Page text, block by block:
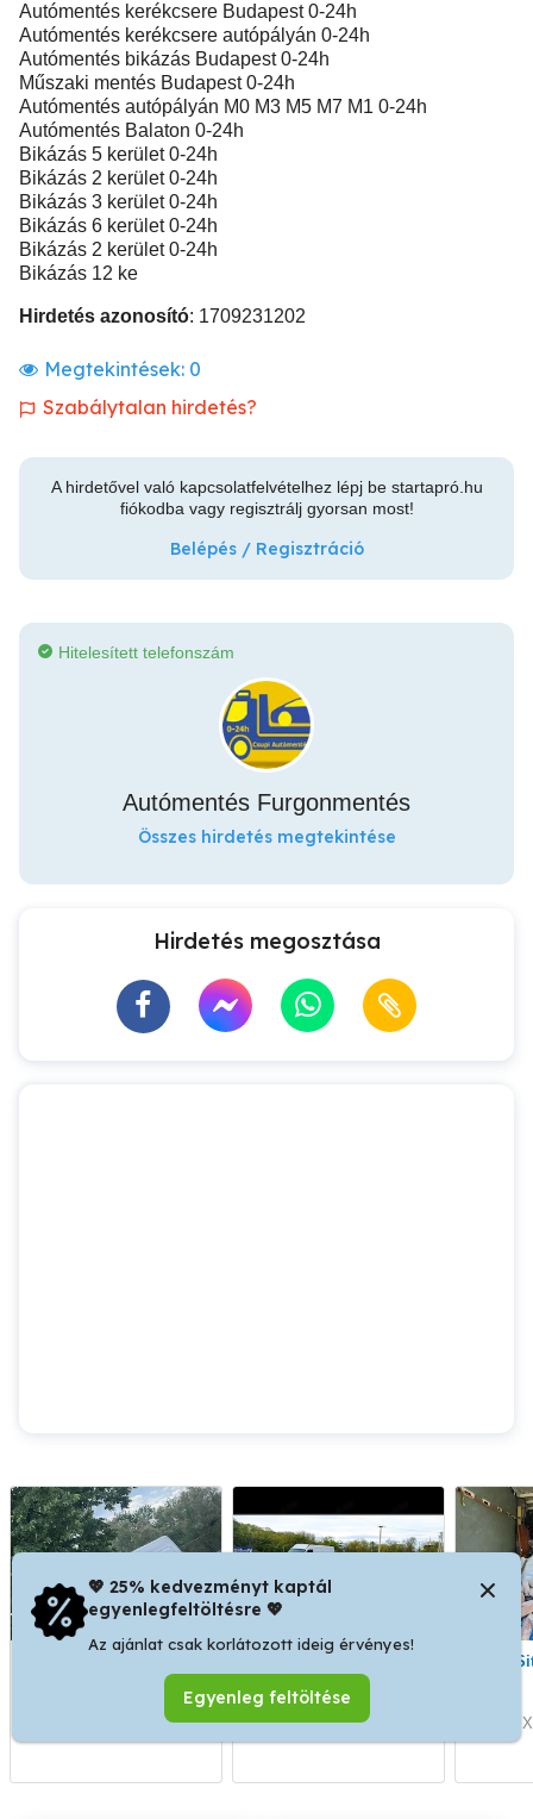
Autómentés kerékcsere Budapest 0-24h
Autómentés kerékcsere autópályán 0-24h
Autómentés bikázás Budapest 0-24h
Műszaki mentés Budapest 0-24h
Autómentés autópályán M0 M3 M5 M7 M1 0-24h
Autómentés Balaton 0-24h
Bikázás 5 kerület 0-24h
Bikázás 2 kerület 0-24h
Bikázás 3 kerület 0-24h
Bikázás 6 kerület 0-24h
Bikázás 2 kerület 0-24h
Bikázás 12 ke
Hirdetés azonosító: 1709231202
Megtekintések: 0
Szabálytalan hirdetés?
A hirdetővel való kapcsolatfelvételhez lépj be startapró.hu
fiókodba vagy regisztrálj gyorsan most!
Belépés / Regisztráció
Hitelesített telefonszám
Autómentés Furgonmentés
Összes hirdetés megtekintése
Hirdetés megosztása
XX. kerület
💖 25% kedvezményt kaptál
egyenlegfeltöltésre 💖
Az ajánlat csak korlátozott ideig érvényes!
Egyenleg feltöltése